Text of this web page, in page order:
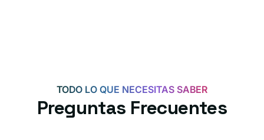
TODO LO QUE NECESITAS SABER
Preguntas Frecuentes